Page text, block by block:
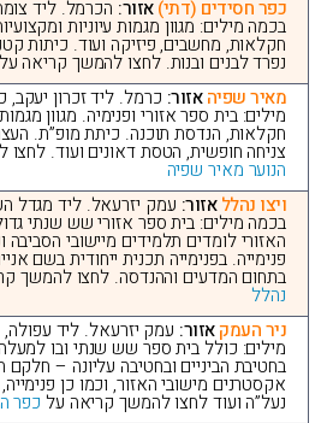
כפר חסידים (דתי)אזור: הכרמל. ליד
בכמה מילים: מגוון מגמות עיוניות
חקלאות, מחשבים, פיזיקה ועוד. כיתות
נפרד לבנים ובנות. לחצו להמשך קריאה על
מאיר שפיהאזור: כרמל. ליד זכרון יעקב,
מילים: בית ספר אזורי ופנימיה. מגוון
חקלאות, הנדסת תוכנה. כיתת מופ”ת.
צניחה חופשית, הטסת דאונים ועוד.
הנוער מאיר שפיה
ויצו נהללאזור: עמק יזרעאל. ליד מגדל
בכמה מילים: בית ספר אזורי שש שנתי
פנימייה. בפנימייה תכנית ייחודית בשם
בתחום המדעים וההנדסה. לחצו להמשך
נהלל
ניר העמקאזור: עמק יזרעאל. ליד עפולה,
בחטיבת הביניים ובחטיבה עליונה – חלקם
אקסטרנים מישובי האזור, וכמו כן
נעל”ה ועוד לחצו להמשך קריאה על כפר